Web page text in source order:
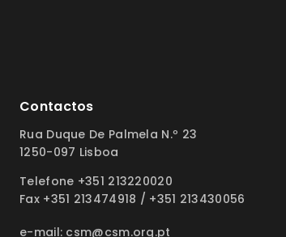
Contactos
Rua Duque De Palmela N.º 23
1250-097 Lisboa
Telefone +351 213220020
Fax +351 213474918 / +351 213430056
e-mail: csm@csm.org.pt